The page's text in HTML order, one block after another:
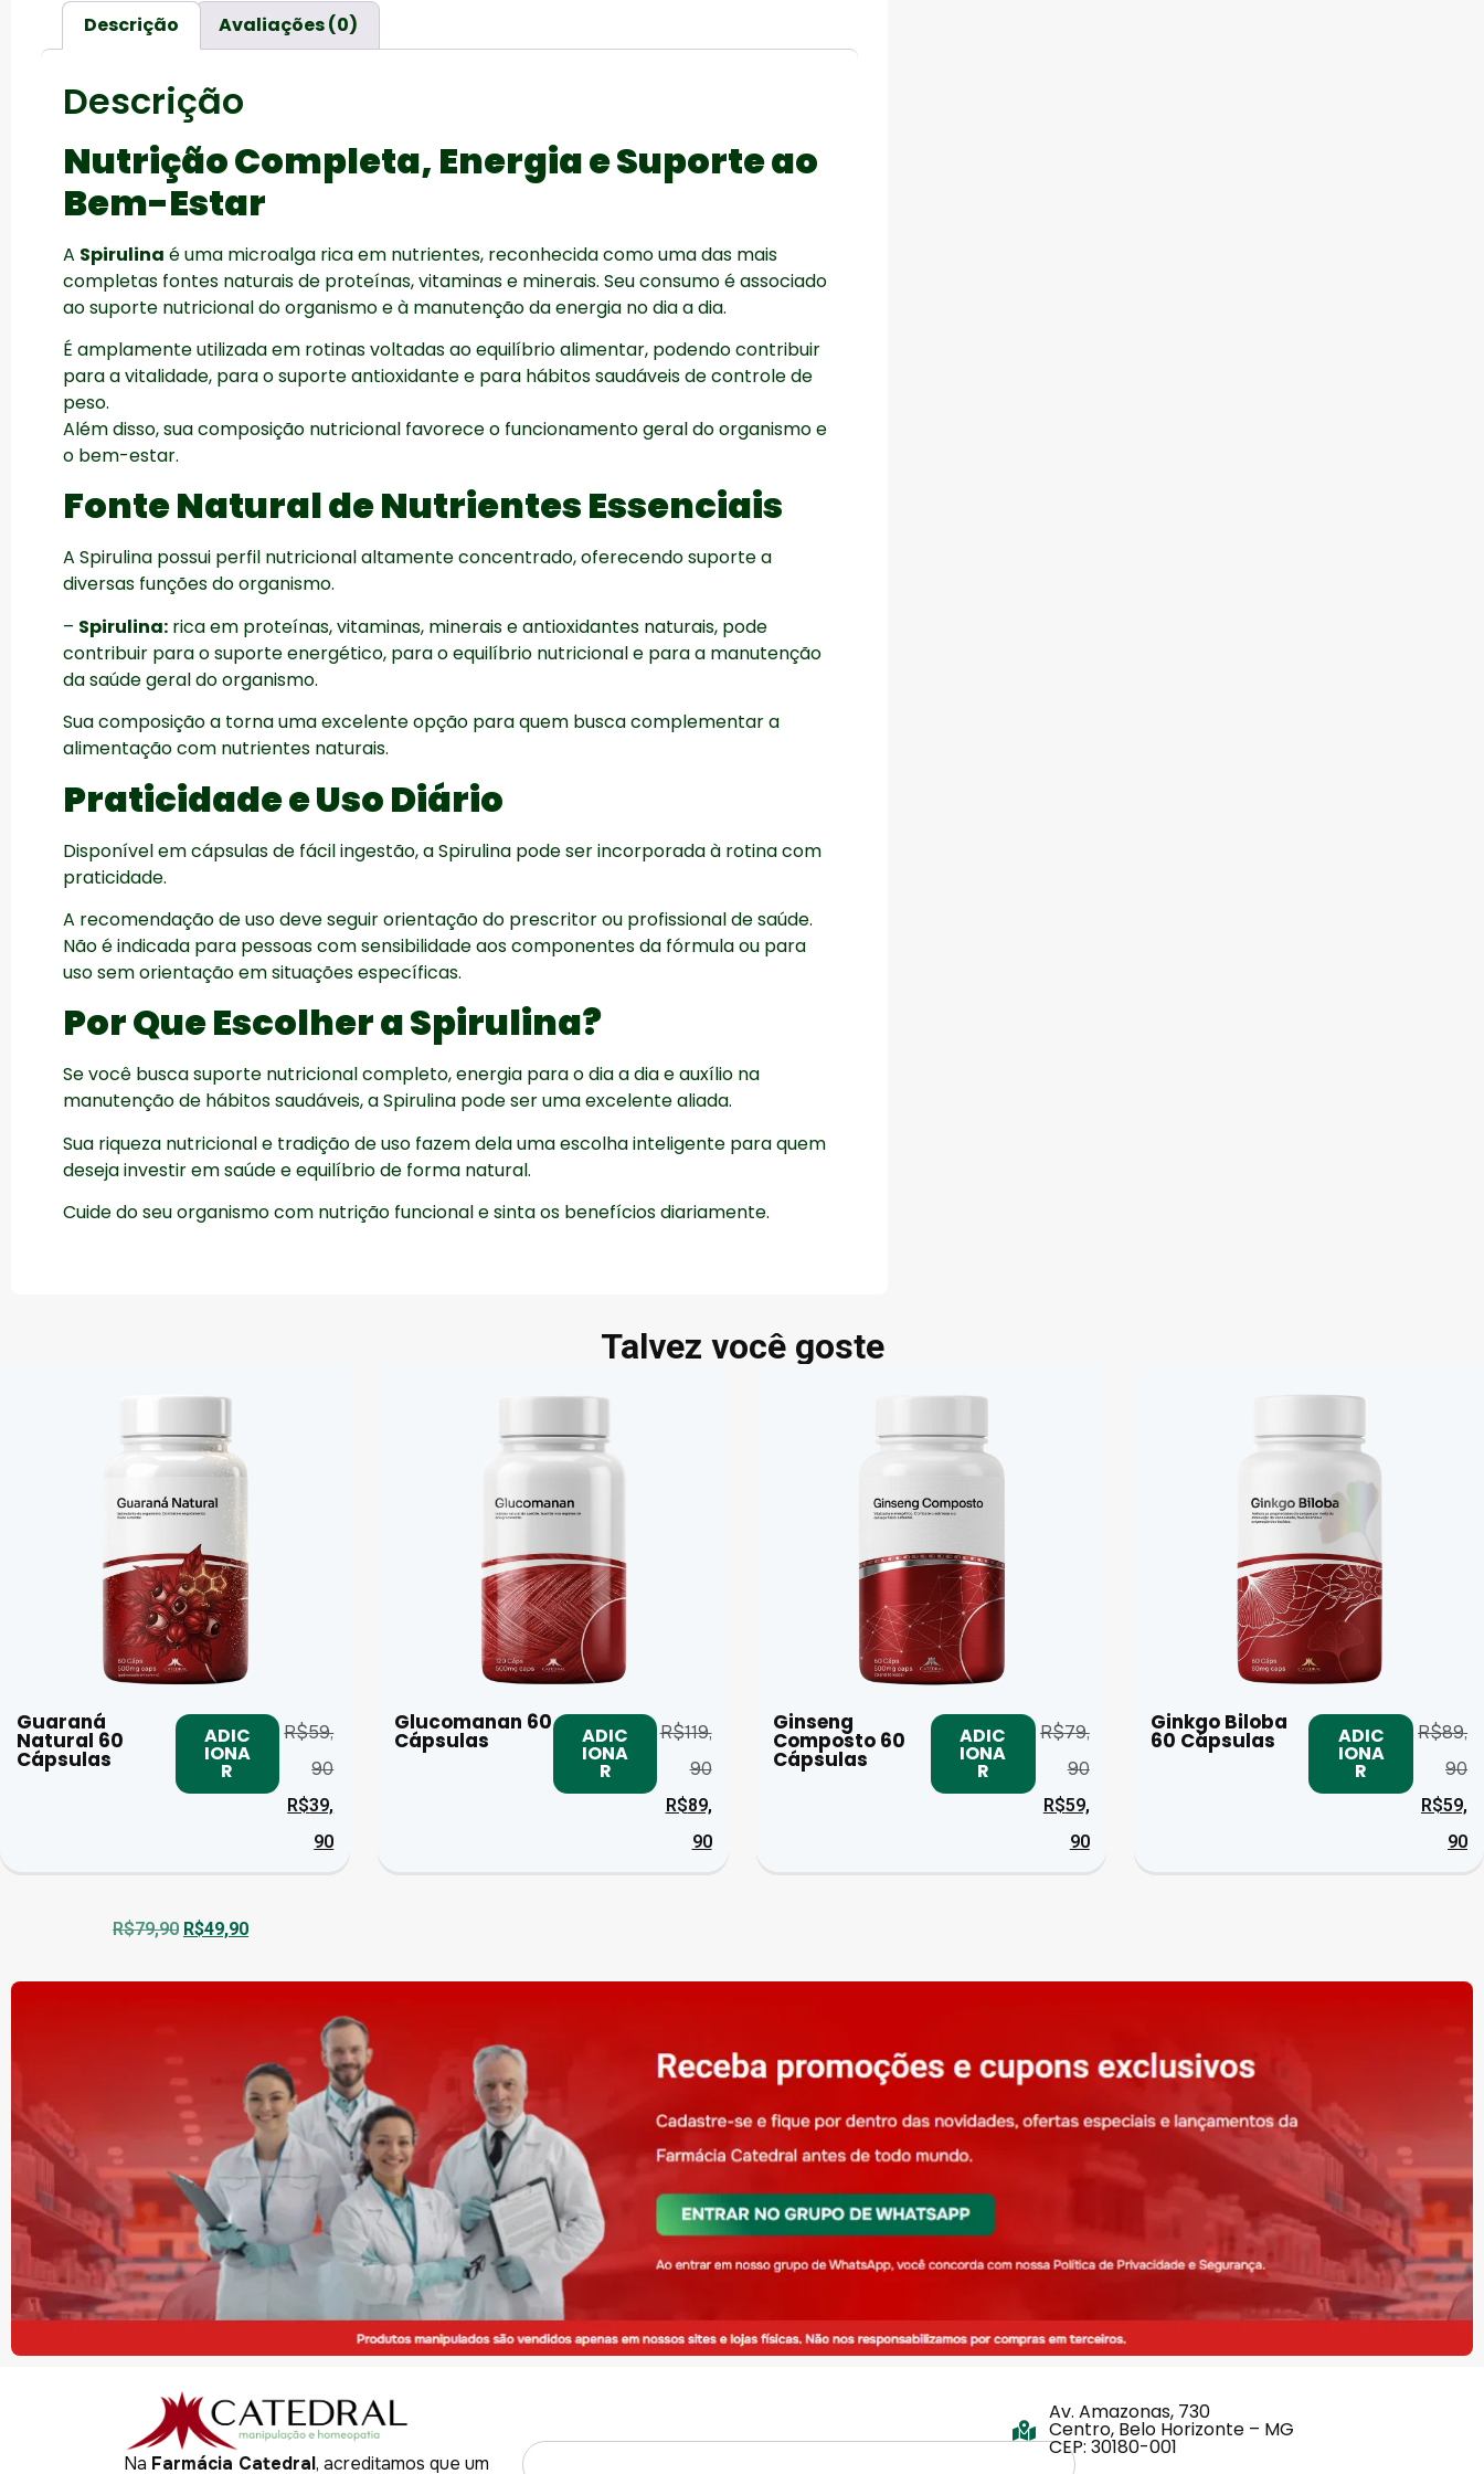
Descrição Avaliações (0)
Descrição
Nutrição Completa, Energia e Suporte ao
Bem-Estar
A Spirulina é uma microalga rica em nutrientes, reconhecida como uma das mais
completas fontes naturais de proteínas, vitaminas e minerais. Seu consumo é associado
ao suporte nutricional do organismo e à manutenção da energia no dia a dia.
É amplamente utilizada em rotinas voltadas ao equilíbrio alimentar, podendo contribuir
para a vitalidade, para o suporte antioxidante e para hábitos saudáveis de controle de
peso.
Além disso, sua composição nutricional favorece o funcionamento geral do organismo e
o bem-estar.
Fonte Natural de Nutrientes Essenciais
A Spirulina possui perfil nutricional altamente concentrado, oferecendo suporte a
diversas funções do organismo.
– Spirulina: rica em proteínas, vitaminas, minerais e antioxidantes naturais, pode
contribuir para o suporte energético, para o equilíbrio nutricional e para a manutenção
da saúde geral do organismo.
Sua composição a torna uma excelente opção para quem busca complementar a
alimentação com nutrientes naturais.
Praticidade e Uso Diário
Disponível em cápsulas de fácil ingestão, a Spirulina pode ser incorporada à rotina com
praticidade.
A recomendação de uso deve seguir orientação do prescritor ou profissional de saúde.
Não é indicada para pessoas com sensibilidade aos componentes da fórmula ou para
uso sem orientação em situações específicas.
Por Que Escolher a Spirulina?
Se você busca suporte nutricional completo, energia para o dia a dia e auxílio na
manutenção de hábitos saudáveis, a Spirulina pode ser uma excelente aliada.
Sua riqueza nutricional e tradição de uso fazem dela uma escolha inteligente para quem
deseja investir em saúde e equilíbrio de forma natural.
Cuide do seu organismo com nutrição funcional e sinta os benefícios diariamente.
Talvez você goste
Guaraná
Natural 60
Cápsulas
ADIC
IONA
R
R$59,
90
R$39,
90
Glucomanan 60
Cápsulas ADIC
IONA
R
R$119,
90
R$89,
90
Ginseng
Composto 60
Cápsulas
ADIC
IONA
R
R$79,
90
R$59,
90
Ginkgo Biloba
60 Cápsulas ADIC
IONA
R
R$89,
90
R$59,
90
R$79,90 R$49,90
Na Farmácia Catedral, acreditamos que um
Av. Amazonas, 730
Centro, Belo Horizonte – MG
CEP: 30180-001